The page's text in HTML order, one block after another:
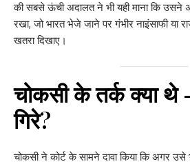
की सबसे ऊंची अदालत ने भी यही माना कि उसने
रखा, जो भारत भेजे जाने पर गंभीर नाइंसाफी या
खतरा दिखाए।
चोकसी के तर्क क्या
गिरे?
चोकसी ने कोर्ट के सामने दावा किया कि अगर उसे